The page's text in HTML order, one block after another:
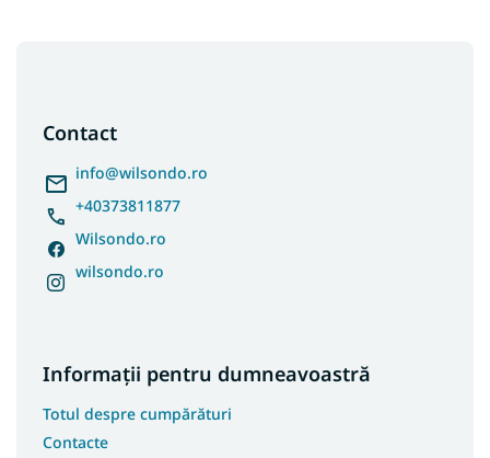
Contact
info@wilsondo.ro
+40373811877
Wilsondo.ro
wilsondo.ro
Informații pentru dumneavoastră
Totul despre cumpărături
Contacte